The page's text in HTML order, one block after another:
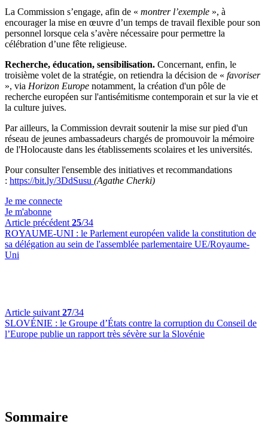
La Commission s’engage, afin de « montrer l’exemple », à
encourager la mise en œuvre d’un temps de travail flexible pour son
personnel lorsque cela s’avère nécessaire pour permettre la
célébration d’une fête religieuse.
Recherche, éducation, sensibilisation. Concernant, enfin, le
troisième volet de la stratégie, on retiendra la décision de « favoriser
», via Horizon Europe notamment, la création d'un pôle de
recherche européen sur l'antisémitisme contemporain et sur la vie et
la culture juives.
Par ailleurs, la Commission devrait soutenir la mise sur pied d'un
réseau de jeunes ambassadeurs chargés de promouvoir la mémoire
de l'Holocauste dans les établissements scolaires et les universités.
Pour consulter l'ensemble des initiatives et recommandations
: https://bit.ly/3DdSusu (Agathe Cherki)
Je me connecte
Je m'abonne
Article précédent 25/34
ROYAUME-UNI : le Parlement européen valide la constitution de
sa délégation au sein de l'assemblée parlementaire UE/Royaume-
Uni
Article suivant 27/34
SLOVÉNIE : le Groupe d’États contre la corruption du Conseil de
l’Europe publie un rapport très sévère sur la Slovénie
Sommaire